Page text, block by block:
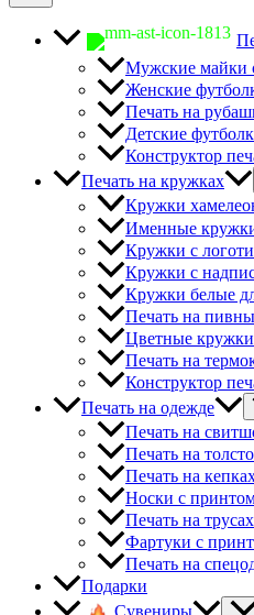
Мужские майки
Женские
Печать на
Детские
Конструктор
Печать на кружках
Кружки
Именные
Кружки с
Кружки с
Кружки белые
Печать на
Цветные кружки
Печать на
Конструктор
Печать на одежде
Печать на
Печать на
Печать на
Носки с
Печать на трусах
Фартуки с
Печать на
Подарки
Сувениры